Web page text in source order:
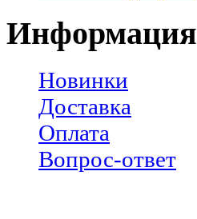
Информация
Новинки
Доставка
Оплата
Вопрос-ответ